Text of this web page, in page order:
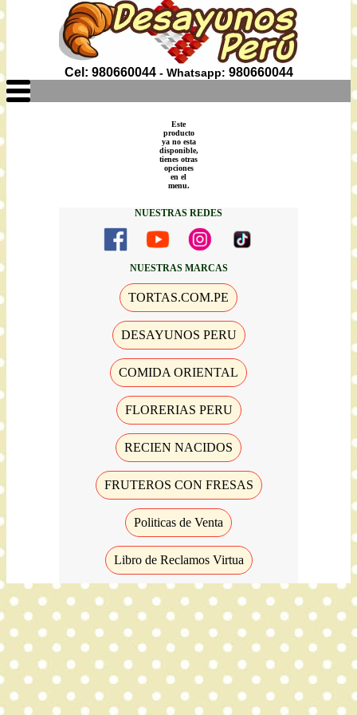
Cel: 980660044- Whatsapp: 980660044
Este
producto
ya no esta
disponible,
tienes otras
opciones
en el
menu.
NUESTRAS REDES
NUESTRAS MARCAS
TORTAS.COM.PE
DESAYUNOS PERU
COMIDA ORIENTAL
FLORERIAS PERU
RECIEN NACIDOS
FRUTEROS CON FRESAS
Politicas de Venta
Libro de Reclamos Virtua